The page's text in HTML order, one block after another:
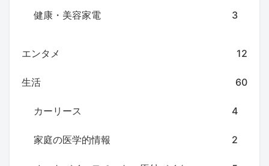
健康・美容家電 3
エンタメ 12
生活 60
カーリース 4
家庭の医学的情報 2